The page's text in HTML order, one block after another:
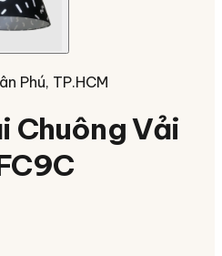
Phú, TP.HCM
Chuông Vải